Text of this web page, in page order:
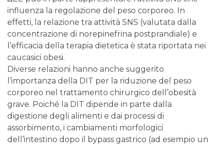
influenza la regolazione del peso corporeo. In
effetti, la relazione tra attività SNS (valutata dalla
concentrazione di norepinefrina postprandiale) e
l’efficacia della terapia dietetica è stata riportata nei
caucasici obesi.
Diverse relazioni hanno anche suggerito
l’importanza della DIT per la riduzione del peso
corporeo nel trattamento chirurgico dell’obesità
grave. Poiché la DIT dipende in parte dalla
digestione degli alimenti e dai processi di
assorbimento, i cambiamenti morfologici
dell’intestino dopo il bypass gastrico (ad esempio un